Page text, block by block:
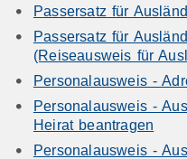
Passersatz für
Passersatz für
(Reiseausweis für
Personalausweis -
Personalausweis -
Heirat beantragen
Personalausweis -